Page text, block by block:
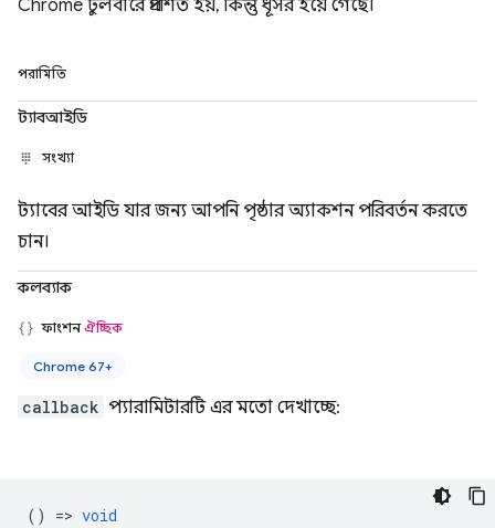
Chrome টুলবারে প্রদর্শিত হয়, কিন্তু ধূসর হয়ে গেছে।
পরামিতি
ট্যাবআইডি
সংখ্যা
ট্যাবের আইডি যার জন্য আপনি পৃষ্ঠার অ্যাকশন পরিবর্তন করতে
চান।
কলব্যাক
ফাংশনঐচ্ছিক
Chrome 67+
callback প্যারামিটারটি এর মতো দেখাচ্ছে:
() => void